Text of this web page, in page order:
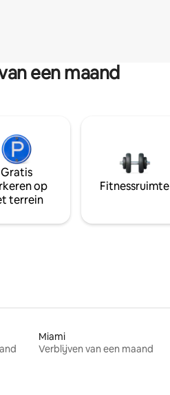
een maand
Gratis
op
terrein
Fitnessruimte
Miami
Verblijven van een maand